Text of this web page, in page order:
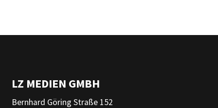
LZ MEDIEN GMBH
Bernhard Göring Straße 152